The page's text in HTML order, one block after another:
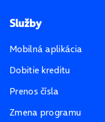
Pätička stránky
Služby
Mobilná aplikácia
Dobitie kreditu
Prenos čísla
Zmena programu